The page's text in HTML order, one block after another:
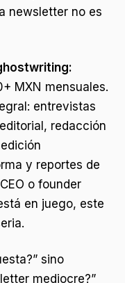
newsletter no es
MXN mensuales.
entrevistas
redacción
y reportes de
o founder
en juego, este
sino
mediocre?”